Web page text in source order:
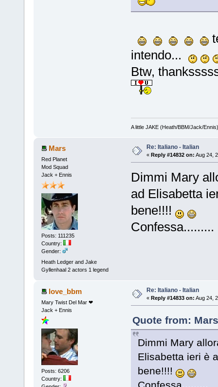
intendo...
Btw,
A little JAKE (Heath/BBM/Jack/
Mars
Red Planet
Mod Squad
Jack + Ennis
Posts: 111235
Country:
Gender:
Heath Ledger and Jake
Gyllenhaal 2 actors 1 legend
Re: Italiano - Italian
« Reply #14832 on: Aug 24,
Dimmi Mary
ad Elisabetta
bene!!!!
Confessa.........
love_bbm
Mary Twist Del Mar ❤
Jack + Ennis
Posts: 6206
Country:
Re: Italiano - Italian
« Reply #14833 on: Aug 24,
Quote from:
Dimmi Mary
Elisabetta ieri è
bene!!!!
Confessa.........